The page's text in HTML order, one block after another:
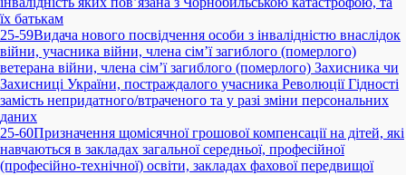
їх батькам
25-59Видача нового посвідчення особи з інвалідністю внаслідок
війни, учасника війни, члена сім’ї загиблого (померлого)
ветерана війни, члена сім’ї загиблого (померлого) Захисника чи
Захисниці України, постраждалого учасника Революції Гідності
замість непридатного/втраченого та у разі зміни персональних
даних
25-60Призначення щомісячної грошової компенсації на дітей, які
навчаються в закладах загальної середньої, професійної
(професійно-технічної) освіти, закладах фахової передвищої